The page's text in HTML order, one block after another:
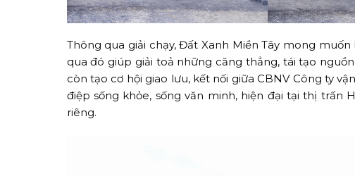
Thông qua giải chạy, Đất Xanh Miền Tây mong
qua đó giúp giải toả những căng thẳng, tái tạo
còn tạo cơ hội giao lưu, kết nối giữa CBNV Công ty
điệp sống khỏe, sống văn minh, hiện đại tại thị trấn
riêng.